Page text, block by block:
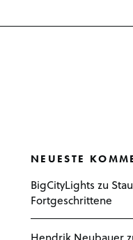
NEUESTE
BigCityLights zu
Fortgeschrittene
Hendrik Neubauer